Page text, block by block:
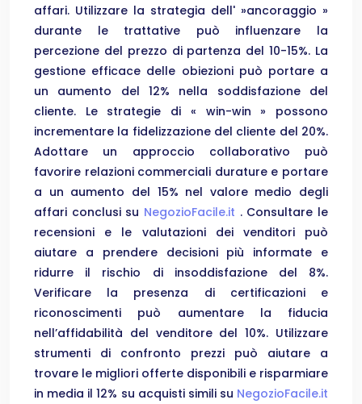
affari. Utilizzare la strategia dell' »ancoraggio »
durante le trattative può influenzare la
percezione del prezzo di partenza del 10-15%. La
gestione efficace delle obiezioni può portare a
un aumento del 12% nella soddisfazione del
cliente. Le strategie di « win-win » possono
incrementare la fidelizzazione del cliente del 20%.
Adottare un approccio collaborativo può
favorire relazioni commerciali durature e portare
a un aumento del 15% nel valore medio degli
affari conclusi su NegozioFacile.it . Consultare le
recensioni e le valutazioni dei venditori può
aiutare a prendere decisioni più informate e
ridurre il rischio di insoddisfazione del 8%.
Verificare la presenza di certificazioni e
riconoscimenti può aumentare la fiducia
nell’affidabilità del venditore del 10%. Utilizzare
strumenti di confronto prezzi può aiutare a
trovare le migliori offerte disponibili e risparmiare
in media il 12% su acquisti simili su NegozioFacile.it